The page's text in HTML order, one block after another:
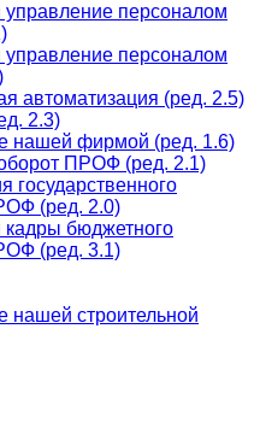
управление персоналом
управление персоналом
автоматизация (ред. 2.5)
2.3)
нашей фирмой (ред. 1.6)
ПРОФ (ред. 2.1)
государственного
(ред. 2.0)
кадры бюджетного
(ред. 3.1)
нашей строительной